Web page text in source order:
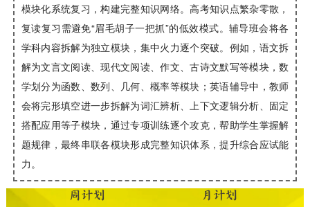
模块化系统复习，构建完整知识网络。高考知识点繁杂零散，
复读复习需避免“眉毛胡子一把抓”的低效模式。辅导班会将各
学科内容拆解为独立模块，集中火力逐个突破。例如，语文拆
解为文言文阅读、现代文阅读、作文、古诗文默写等模块，数
学划分为函数、数列、几何、概率等模块；英语辅导中，教师
会将完形填空进一步拆解为词汇辨析、上下文逻辑分析、固定
搭配应用等子模块，通过专项训练逐个攻克，帮助学生掌握解
题规律，最终串联各模块形成完整知识体系，提升综合应试能
力。